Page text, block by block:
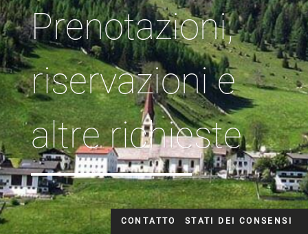
Prenotazioni,
riservazioni e
altre richieste
ECCOCI QUI CONTATTO STATI DEI CONSENSI